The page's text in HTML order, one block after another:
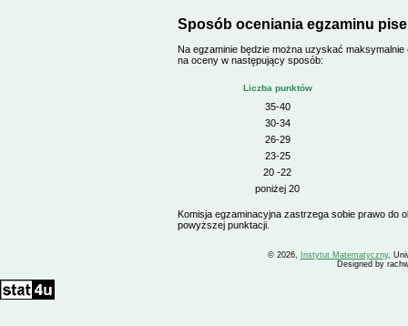
Sposób oceniania egzaminu
Na egzaminie będzie można uzyskać
na oceny w następujący sposób:
Liczba punktów
35-40
30-34
26-29
23-25
20 -22
poniżej 20
Komisja egzaminacyjna zastrzega sobie prawo do
powyższej punktacji.
© 2026, Instytut Matematyczny,
Designed by